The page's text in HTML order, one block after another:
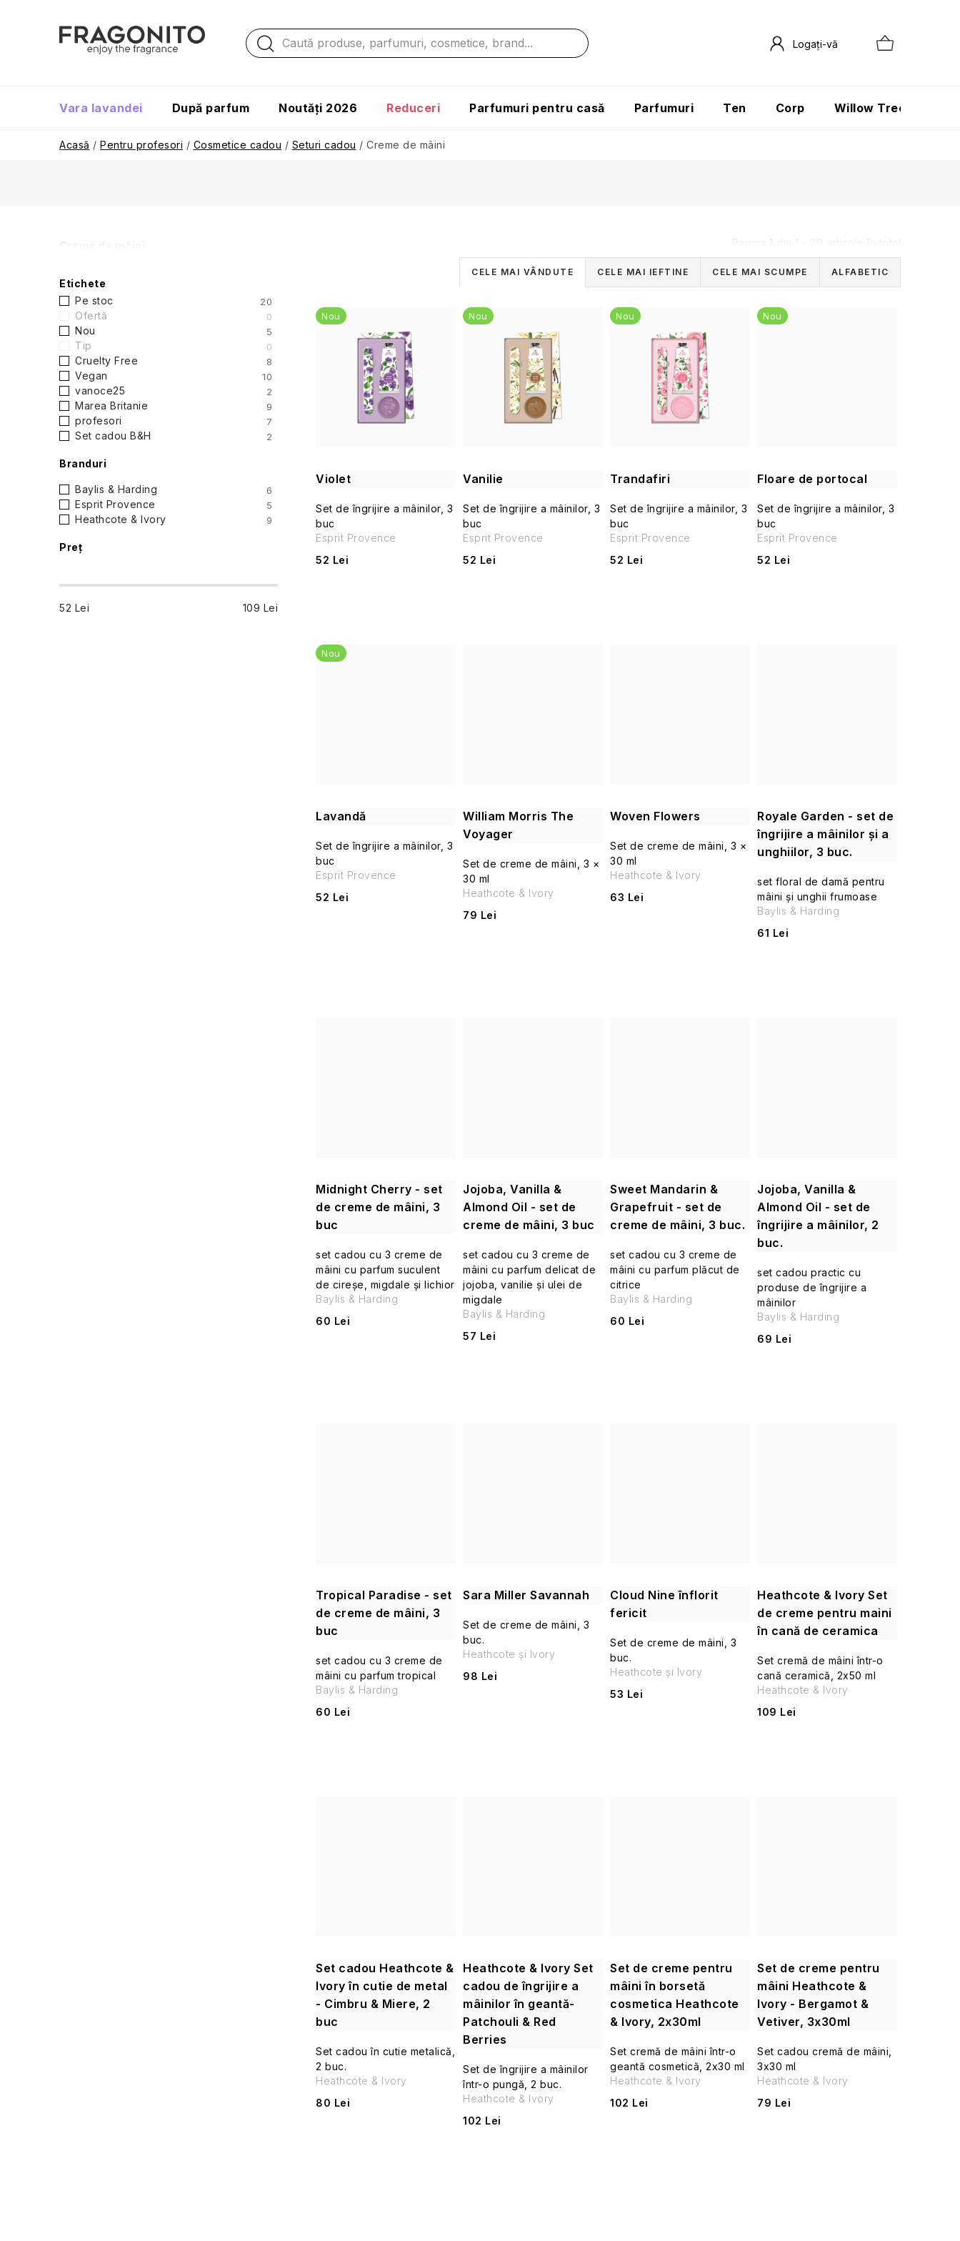
Vara lavandei După parfum Noutăți 2026 Reduceri Parfumuri pentru casă Parfumuri Ten Corp Willow Tree
Acasă / Pentru profesori / Cosmetice cadou / Seturi cadou / Creme de mâini
a
r
ă
l
a
t
e
r
a
l
Creme de mâini
Etichete
Pe stoc
20
Ofertă 0
Nou 5
Tip 0
Cruelty Free 8
Vegan 10
vanoce25 2
Marea Britanie 9
profesori 7
Set cadou B&H 2
Branduri
Baylis & Harding 6
Esprit Provence 5
Heathcote & Ivory 9
Preţ
52 Lei 109 Lei
Pagina 1 din 1 20 articole în total
S
e
l
r
e
a
p
u
i
CELE MAI VÂNDUTE CELE MAI IEFTINE CELE MAI SCUMPE ALFABETIC
L
p
r
o
d
e
Violet
Nou
Set de îngrijire a mâinilor, 3
buc
52 Lei
Esprit Provence
Vanilie
Nou
Set de îngrijire a mâinilor, 3
buc
52 Lei
Esprit Provence
Trandafiri
Nou
Set de îngrijire a mâinilor, 3
buc
52 Lei
Esprit Provence
Floare de portocal
Nou
Set de îngrijire a mâinilor, 3
buc
52 Lei
Esprit Provence
Lavandă
Nou
Set de îngrijire a mâinilor, 3
buc
52 Lei
Esprit Provence
William Morris The
Voyager
Set de creme de mâini, 3 ×
30 ml
79 Lei
Heathcote & Ivory
Woven Flowers
Set de creme de mâini, 3 ×
30 ml
63 Lei
Heathcote & Ivory
Royale Garden - set de
îngrijire a mâinilor și a
unghiilor, 3 buc.
set floral de damă pentru
mâini și unghii frumoase
61 Lei
Baylis & Harding
Midnight Cherry - set
de creme de mâini, 3
buc
set cadou cu 3 creme de
mâini cu parfum suculent
de cireșe, migdale și lichior
60 Lei
Baylis & Harding
Jojoba, Vanilla &
Almond Oil - set de
creme de mâini, 3 buc
set cadou cu 3 creme de
mâini cu parfum delicat de
jojoba, vanilie și ulei de
migdale
57 Lei
Baylis & Harding
Sweet Mandarin &
Grapefruit - set de
creme de mâini, 3 buc.
set cadou cu 3 creme de
mâini cu parfum plăcut de
citrice
60 Lei
Baylis & Harding
Jojoba, Vanilla &
Almond Oil - set de
îngrijire a mâinilor, 2
buc.
set cadou practic cu
produse de îngrijire a
mâinilor
69 Lei
Baylis & Harding
Tropical Paradise - set
de creme de mâini, 3
buc
set cadou cu 3 creme de
mâini cu parfum tropical
60 Lei
Baylis & Harding
Sara Miller Savannah
Set de creme de mâini, 3
buc.
98 Lei
Heathcote și Ivory
Cloud Nine înflorit
fericit
Set de creme de mâini, 3
buc.
53 Lei
Heathcote și Ivory
Heathcote & Ivory Set
de creme pentru maini
în cană de ceramica
Set cremă de mâini într-o
cană ceramică, 2x50 ml
109 Lei
Heathcote & Ivory
Set cadou Heathcote &
Ivory în cutie de metal
- Cimbru & Miere, 2
buc
Set cadou în cutie metalică,
2 buc.
80 Lei
Heathcote & Ivory
Heathcote & Ivory Set
cadou de îngrijire a
mâinilor în geantă-
Patchouli & Red
Berries
Set de îngrijire a mâinilor
într-o pungă, 2 buc.
102 Lei
Heathcote & Ivory
Set de creme pentru
mâini în borsetă
cosmetica Heathcote
& Ivory, 2x30ml
Set cremă de mâini într-o
geantă cosmetică, 2x30 ml
102 Lei
Heathcote & Ivory
Set de creme pentru
mâini Heathcote &
Ivory - Bergamot &
Vetiver, 3x30ml
Set cadou cremă de mâini,
3x30 ml
79 Lei
Heathcote & Ivory